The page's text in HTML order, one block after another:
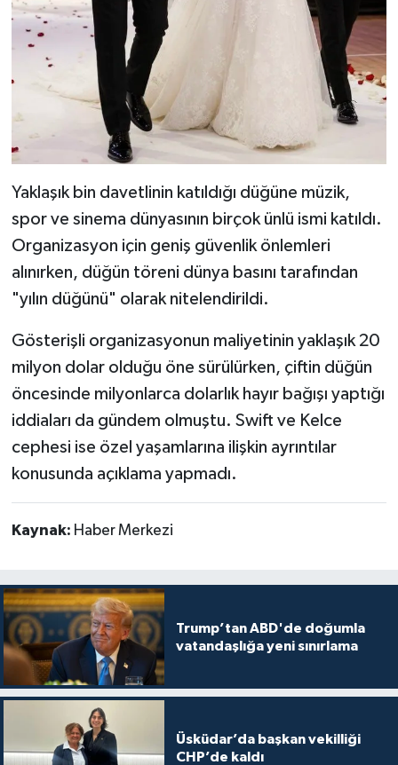
Yaklaşık bin davetlinin katıldığı düğüne müzik,
spor ve sinema dünyasının birçok ünlü ismi katıldı.
Organizasyon için geniş güvenlik önlemleri
alınırken, düğün töreni dünya basını tarafından
"yılın düğünü" olarak nitelendirildi.
Gösterişli organizasyonun maliyetinin yaklaşık 20
milyon dolar olduğu öne sürülürken, çiftin düğün
öncesinde milyonlarca dolarlık hayır bağışı yaptığı
iddiaları da gündem olmuştu. Swift ve Kelce
cephesi ise özel yaşamlarına ilişkin ayrıntılar
konusunda açıklama yapmadı.
Kaynak: Haber Merkezi
Trump’tan ABD'de doğumla
vatandaşlığa yeni sınırlama
Üsküdar’da başkan vekilliği
CHP’de kaldı